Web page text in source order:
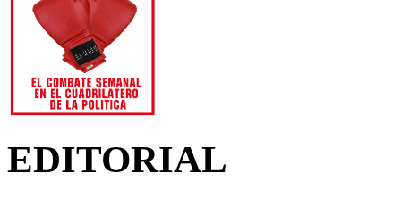
EDITORIAL